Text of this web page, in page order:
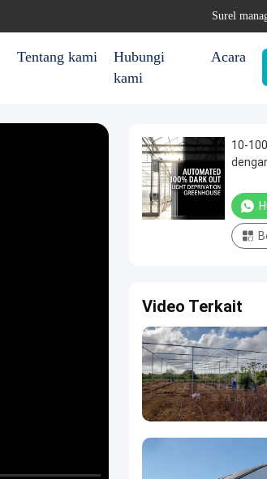
Surel
Tentang kami
Hubungi
kami
Acara
10-
Video Terkait